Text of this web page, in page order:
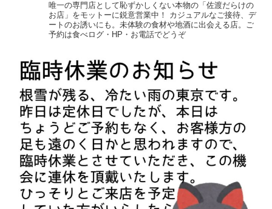
唯一の専門店として恥ずかしくない本物の「佐渡だらけの
お店」をモットーに鋭意営業中！
カジュアルなご接待、デ
ートのお誘いにも。未体験の食材や地酒に出会える店。ご
予約は食べログ・HP・お電話でどうぞ